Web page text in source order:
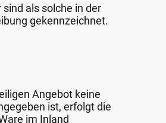
sind als solche in der
gekennzeichnet.
Angebot keine
ist, erfolgt die
im Inland